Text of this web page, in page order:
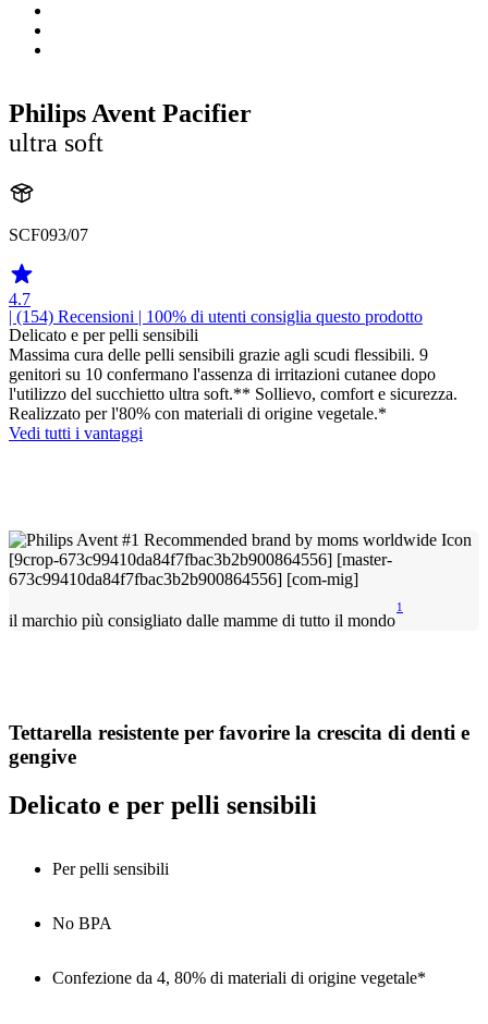
Philips Avent Pacifier
ultra soft
SCF093/07
4.7
| (154) Recensioni | 100% di utenti consiglia questo prodotto
Delicato e per pelli sensibili
Massima cura delle pelli sensibili grazie agli scudi flessibili. 9
genitori su 10 confermano l'assenza di irritazioni cutanee dopo
l'utilizzo del succhietto ultra soft.** Sollievo, comfort e sicurezza.
Realizzato per l'80% con materiali di origine vegetale.*
Vedi tutti i vantaggi
il marchio più consigliato dalle mamme di tutto il mondo
1
Tettarella resistente per favorire la crescita di denti e
gengive
Delicato e per pelli sensibili
Per pelli sensibili
No BPA
Confezione da 4, 80% di materiali di origine vegetale*